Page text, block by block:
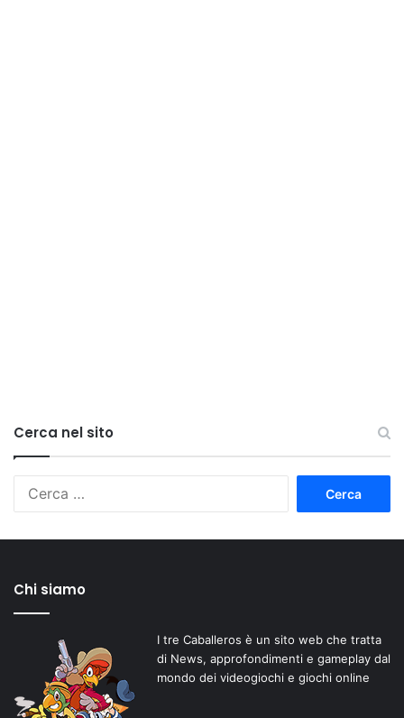
Cerca nel sito
Chi siamo
I tre Caballeros è un sito web che tratta
di News, approfondimenti e gameplay dal
mondo dei videogiochi e giochi online